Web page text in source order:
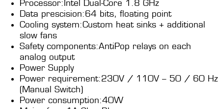
Processor:Intel Dual-Core 1.8 GHz
Data prescision:64 bits, floating point
Cooling system:Custom heat sinks + additional
slow fans
Safety components:AntiPop relays on each
analog output
Power Supply
Power requirement:230V / 110V – 50 / 60 Hz
(Manual Switch)
Power consumption:40W